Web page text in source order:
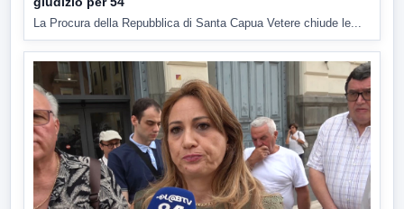
La Procura della Repubblica di Santa Capua Vetere chiude le...